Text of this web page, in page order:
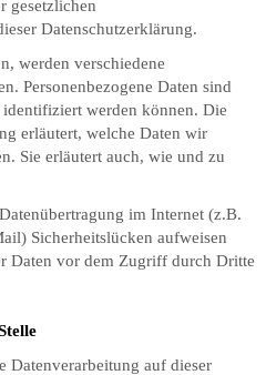
gesetzlichen
Datenschutzerklärung.
werden verschiedene
Personenbezogene Daten sind
werden können. Die
erläutert, welche Daten wir
Sie erläutert auch, wie und zu
im Internet (z.B.
Sicherheitslücken aufweisen
Daten vor dem Zugriff durch Dritte
Datenverarbeitung auf dieser